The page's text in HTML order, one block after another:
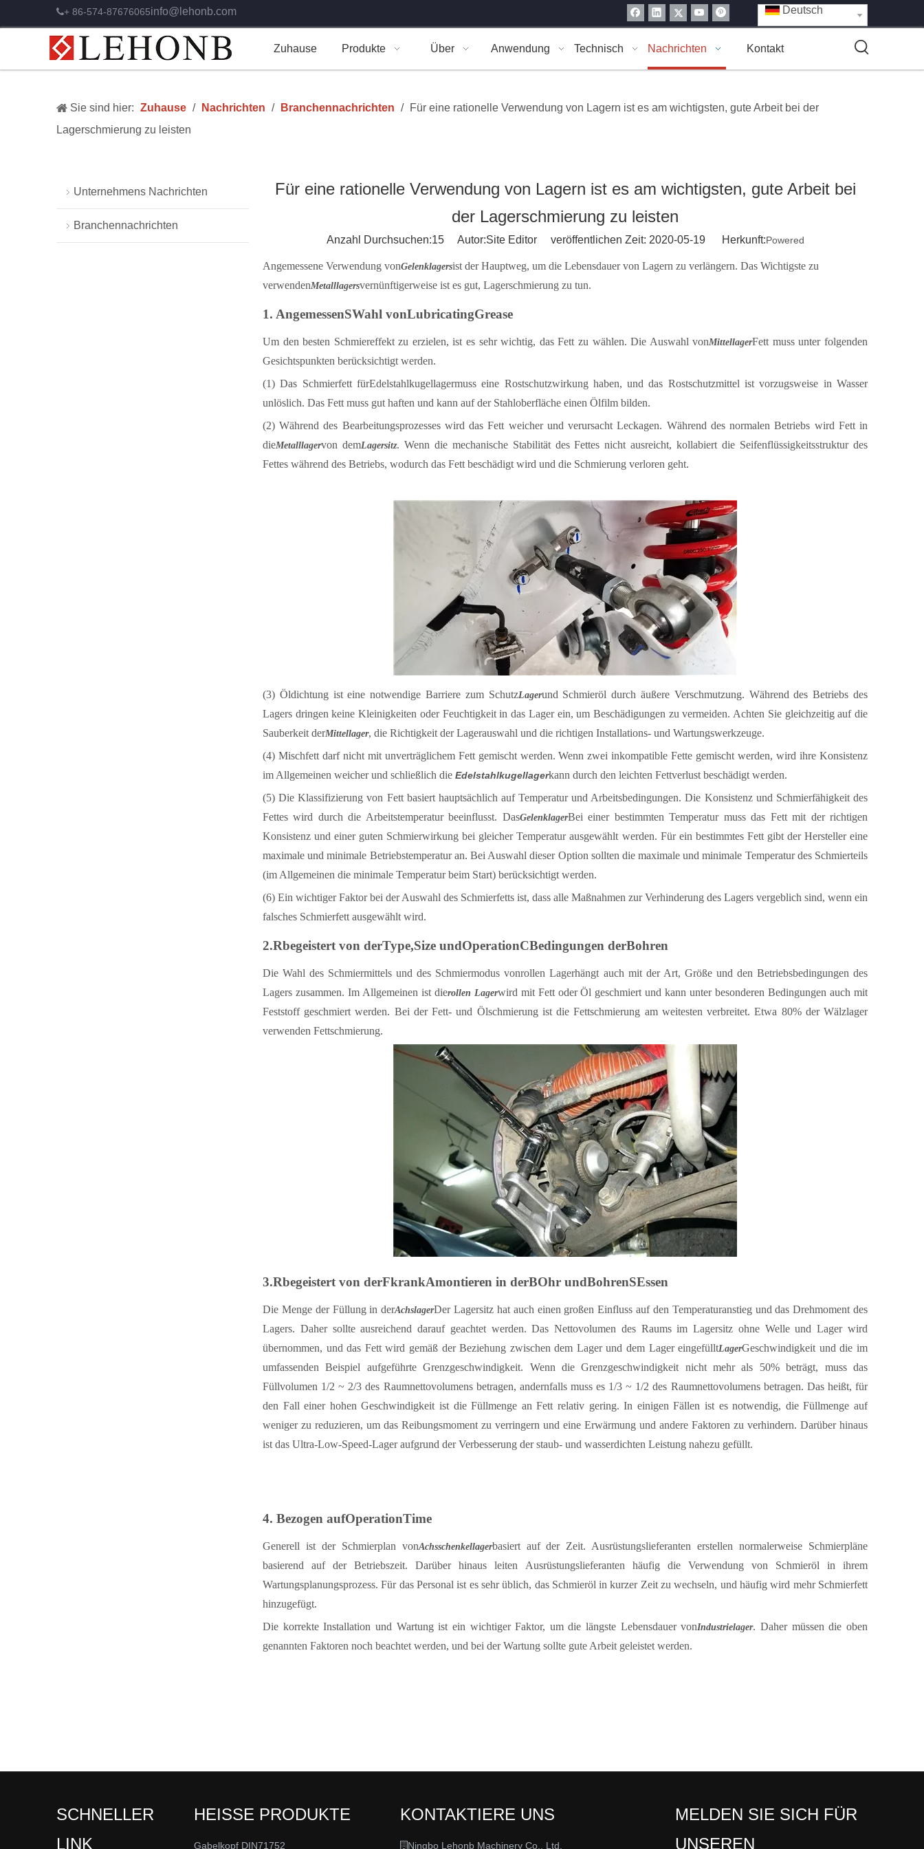
+ 86-574-87676065info@lehonb.com Deutsch
Zuhause Produkte Über Anwendung Technisch Nachrichten Kontakt
Sie sind hier: Zuhause / Nachrichten / Branchennachrichten / Für eine rationelle Verwendung von Lagern ist es am wichtigsten, gute Arbeit bei der
Lagerschmierung zu leisten
Unternehmens Nachrichten
Branchennachrichten
Für eine rationelle Verwendung von Lagern ist es am wichtigsten, gute Arbeit bei
der Lagerschmierung zu leisten
Anzahl Durchsuchen:15Autor:Site Editor veröffentlichen Zeit: 2020-05-19 Herkunft:Powered
Angemessene Verwendung vonGelenklagersist der Hauptweg, um die Lebensdauer von Lagern zu verlängern. Das Wichtigste zu
verwendenMetalllagersvernünftigerweise ist es gut, Lagerschmierung zu tun.
1. AngemessenSWahl vonLubricatingGrease
Um den besten Schmiereffekt zu erzielen, ist es sehr wichtig, das Fett zu wählen. Die Auswahl vonMittellagerFett muss unter folgenden
Gesichtspunkten berücksichtigt werden.
(1) Das Schmierfett fürEdelstahlkugellagermuss eine Rostschutzwirkung haben, und das Rostschutzmittel ist vorzugsweise in Wasser
unlöslich. Das Fett muss gut haften und kann auf der Stahloberfläche einen Ölfilm bilden.
(2) Während des Bearbeitungsprozesses wird das Fett weicher und verursacht Leckagen. Während des normalen Betriebs wird Fett in
dieMetalllagervon demLagersitz. Wenn die mechanische Stabilität des Fettes nicht ausreicht, kollabiert die Seifenflüssigkeitsstruktur des
Fettes während des Betriebs, wodurch das Fett beschädigt wird und die Schmierung verloren geht.
(3) Öldichtung ist eine notwendige Barriere zum SchutzLagerund Schmieröl durch äußere Verschmutzung. Während des Betriebs des
Lagers dringen keine Kleinigkeiten oder Feuchtigkeit in das Lager ein, um Beschädigungen zu vermeiden. Achten Sie gleichzeitig auf die
Sauberkeit derMittellager, die Richtigkeit der Lagerauswahl und die richtigen Installations- und Wartungswerkzeuge.
(4) Mischfett darf nicht mit unverträglichem Fett gemischt werden. Wenn zwei inkompatible Fette gemischt werden, wird ihre Konsistenz
im Allgemeinen weicher und schließlich die Edelstahlkugellagerkann durch den leichten Fettverlust beschädigt werden.
(5) Die Klassifizierung von Fett basiert hauptsächlich auf Temperatur und Arbeitsbedingungen. Die Konsistenz und Schmierfähigkeit des
Fettes wird durch die Arbeitstemperatur beeinflusst. DasGelenklagerBei einer bestimmten Temperatur muss das Fett mit der richtigen
Konsistenz und einer guten Schmierwirkung bei gleicher Temperatur ausgewählt werden. Für ein bestimmtes Fett gibt der Hersteller eine
maximale und minimale Betriebstemperatur an. Bei Auswahl dieser Option sollten die maximale und minimale Temperatur des Schmierteils
(im Allgemeinen die minimale Temperatur beim Start) berücksichtigt werden.
(6) Ein wichtiger Faktor bei der Auswahl des Schmierfetts ist, dass alle Maßnahmen zur Verhinderung des Lagers vergeblich sind, wenn ein
falsches Schmierfett ausgewählt wird.
2.Rbegeistert von derType,Size undOperationCBedingungen derBohren
Die Wahl des Schmiermittels und des Schmiermodus vonrollen Lagerhängt auch mit der Art, Größe und den Betriebsbedingungen des
Lagers zusammen. Im Allgemeinen ist dierollen Lagerwird mit Fett oder Öl geschmiert und kann unter besonderen Bedingungen auch mit
Feststoff geschmiert werden. Bei der Fett- und Ölschmierung ist die Fettschmierung am weitesten verbreitet. Etwa 80% der Wälzlager
verwenden Fettschmierung.
3.Rbegeistert von derFkrankAmontieren in derBOhr undBohrenSEssen
Die Menge der Füllung in derAchslagerDer Lagersitz hat auch einen großen Einfluss auf den Temperaturanstieg und das Drehmoment des
Lagers. Daher sollte ausreichend darauf geachtet werden. Das Nettovolumen des Raums im Lagersitz ohne Welle und Lager wird
übernommen, und das Fett wird gemäß der Beziehung zwischen dem Lager und dem Lager eingefülltLagerGeschwindigkeit und die im
umfassenden Beispiel aufgeführte Grenzgeschwindigkeit. Wenn die Grenzgeschwindigkeit nicht mehr als 50% beträgt, muss das
Füllvolumen 1/2 ~ 2/3 des Raumnettovolumens betragen, andernfalls muss es 1/3 ~ 1/2 des Raumnettovolumens betragen. Das heißt, für
den Fall einer hohen Geschwindigkeit ist die Füllmenge an Fett relativ gering. In einigen Fällen ist es notwendig, die Füllmenge auf
weniger zu reduzieren, um das Reibungsmoment zu verringern und eine Erwärmung und andere Faktoren zu verhindern. Darüber hinaus
ist das Ultra-Low-Speed-Lager aufgrund der Verbesserung der staub- und wasserdichten Leistung nahezu gefüllt.
4. Bezogen aufOperationTime
Generell ist der Schmierplan vonAchsschenkellagerbasiert auf der Zeit. Ausrüstungslieferanten erstellen normalerweise Schmierpläne
basierend auf der Betriebszeit. Darüber hinaus leiten Ausrüstungslieferanten häufig die Verwendung von Schmieröl in ihrem
Wartungsplanungsprozess. Für das Personal ist es sehr üblich, das Schmieröl in kurzer Zeit zu wechseln, und häufig wird mehr Schmierfett
hinzugefügt.
Die korrekte Installation und Wartung ist ein wichtiger Faktor, um die längste Lebensdauer vonIndustrielager. Daher müssen die oben
genannten Faktoren noch beachtet werden, und bei der Wartung sollte gute Arbeit geleistet werden.
SCHNELLER
LINK
HEISSE PRODUKTE
Gabelkopf DIN71752
KONTAKTIERE UNS
 Ningbo Lehonb Machinery Co., Ltd.
MELDEN SIE SICH FÜR
UNSEREN